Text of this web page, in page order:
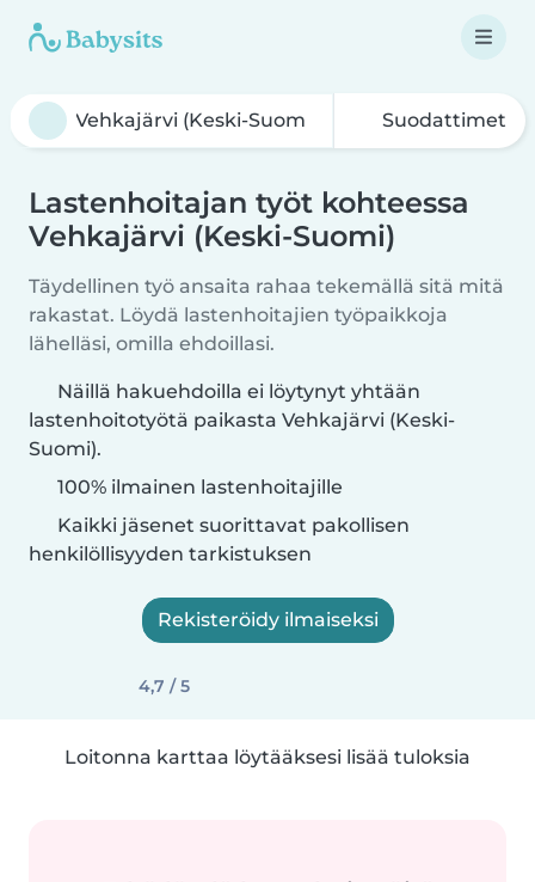
Suodattimet
Lastenhoitajan työt kohteessa
Vehkajärvi (Keski-Suomi)
Täydellinen työ ansaita rahaa tekemällä sitä mitä
rakastat. Löydä lastenhoitajien työpaikkoja
lähelläsi, omilla ehdoillasi.
Näillä hakuehdoilla ei löytynyt yhtään
lastenhoitotyötä paikasta Vehkajärvi (Keski-
Suomi).
100% ilmainen lastenhoitajille
Kaikki jäsenet suorittavat pakollisen
henkilöllisyyden tarkistuksen
Rekisteröidy ilmaiseksi
4,7 / 5
Loitonna karttaa löytääksesi lisää tuloksia